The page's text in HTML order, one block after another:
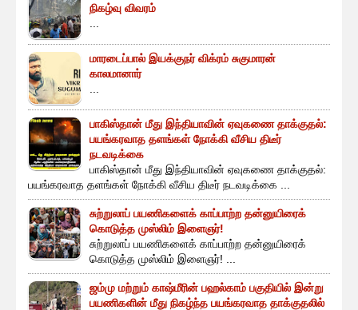
நிகழ்வு விவரம்
மாரடைப்பால் இயக்குநர் விக்ரம் சுகுமாரன்
காலமானார்
பாகிஸ்தான் மீது இந்தியாவின் ஏவுகணை தாக்குதல்:
பயங்கரவாத தளங்கள் நோக்கி வீசிய திடீர்
நடவடிக்கை
பாகிஸ்தான் மீது இந்தியாவின் ஏவுகணை தாக்குதல்:
பயங்கரவாத தளங்கள் நோக்கி வீசிய திடீர் நடவடிக்கை ...
சுற்றுலாப் பயணிகளைக் காப்பாற்ற தன்னுயிரைக்
கொடுத்த முஸ்லிம் இளைஞர்!
சுற்றுலாப் பயணிகளைக் காப்பாற்ற தன்னுயிரைக்
கொடுத்த முஸ்லிம் இளைஞர்! ...
ஜம்மு மற்றும் காஷ்மீரின் பஹல்காம் பகுதியில் இன்று
பயணிகளின் மீது நிகழ்ந்த பயங்கரவாத தாக்குதலில்